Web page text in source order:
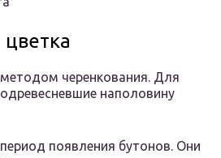
черенкования. Для
наполовину
появления бутонов. Они